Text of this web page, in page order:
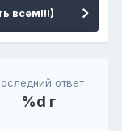
всем!!!)
ответ
%d г